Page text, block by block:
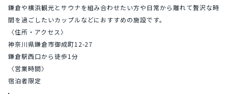
鎌倉や横浜観光とサウナを組み合わせたい方や日常から離れて贅沢な時
間を過ごしたいカップルなどにおすすめの施設です。
〈住所・アクセス〉
神奈川県鎌倉市御成町12-27
鎌倉駅西口から徒歩1分
〈営業時間〉
宿泊者限定